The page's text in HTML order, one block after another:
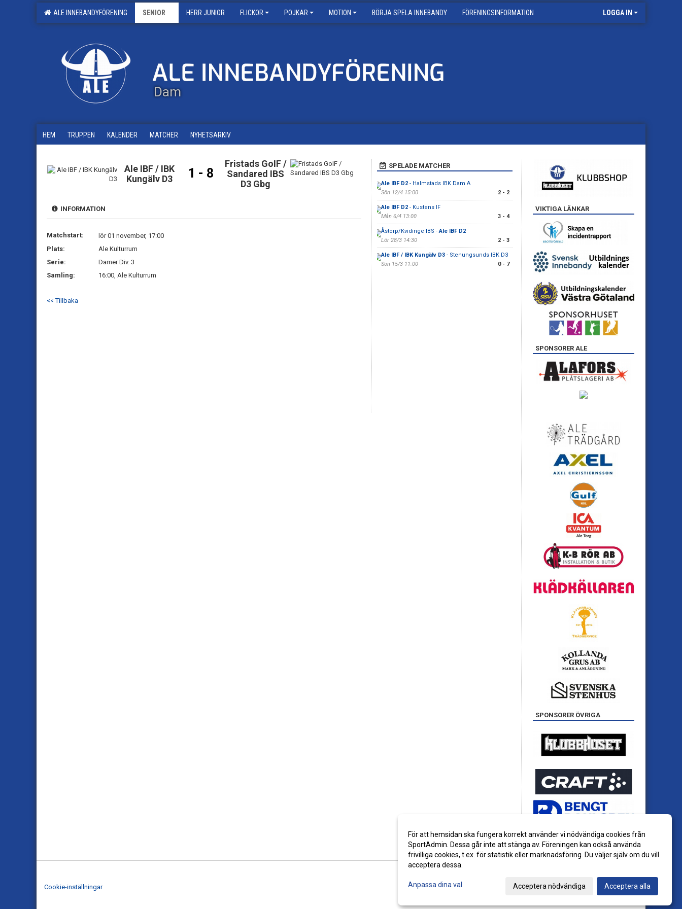
ALE INNEBANDYFÖRENING SENIOR HERR JUNIOR FLICKOR POJKAR MOTION BÖRJA SPELA INNEBANDY FÖRENINGSINFORMATION LOGGA IN
Dam
HEM TRUPPEN KALENDER MATCHER NYHETSARKIV
Ale IBF / IBK
Kungälv D3
1 - 8
Fristads GoIF /
Sandared IBS
D3 Gbg
INFORMATION
Matchstart:
lör 01 november, 17:00
Plats:
Ale Kulturrum
Serie:
Damer Div. 3
Samling:
16:00, Ale Kulturrum
<< Tillbaka
SPELADE MATCHER
Ale IBF D2- Halmstads IBK Dam A
Sön 12/4 15:00
2 - 2
Ale IBF D2- Kustens IF
Mån 6/4 13:00
3 - 4
Åstorp/Kvidinge IBS -Ale IBF D2
Lör 28/3 14:30
2 - 3
Ale IBF / IBK Kungälv D3- Stenungsunds IBK D3
Sön 15/3 11:00
0 - 7
VIKTIGA LÄNKAR
SPONSORER ALE
SPONSORER ÖVRIGA
Cookie-inställningar
För att hemsidan ska fungera korrekt använder vi nödvändiga cookies från
SportAdmin. Dessa går inte att stänga av. Föreningen kan också använda
frivilliga cookies, t.ex. för statistik eller marknadsföring. Du väljer själv om du vill
acceptera dessa.
Anpassa dina val Acceptera nödvändiga Acceptera alla